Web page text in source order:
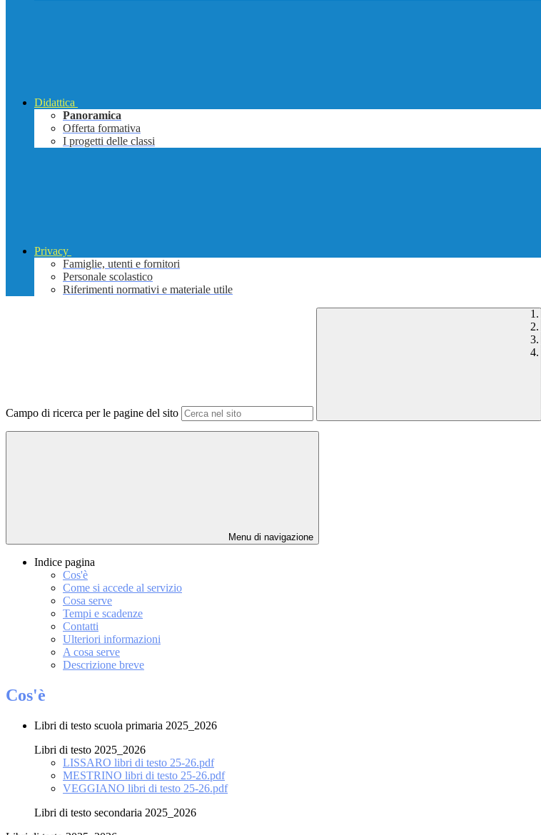
Didattica
Panoramica
Offerta formativa
I progetti delle classi
Privacy
Famiglie, utenti e fornitori
Personale scolastico
Riferimenti normativi e materiale utile
Campo di ricerca per le pagine del sito
Menu di navigazione
Indice pagina
Cos'è
Come si accede al servizio
Cosa serve
Tempi e scadenze
Contatti
Ulteriori informazioni
A cosa serve
Descrizione breve
Cos'è
Libri di testo scuola primaria 2025_2026
Libri di testo 2025_2026
LISSARO libri di testo 25-26.pdf
MESTRINO libri di testo 25-26.pdf
VEGGIANO libri di testo 25-26.pdf
Libri di testo secondaria 2025_2026